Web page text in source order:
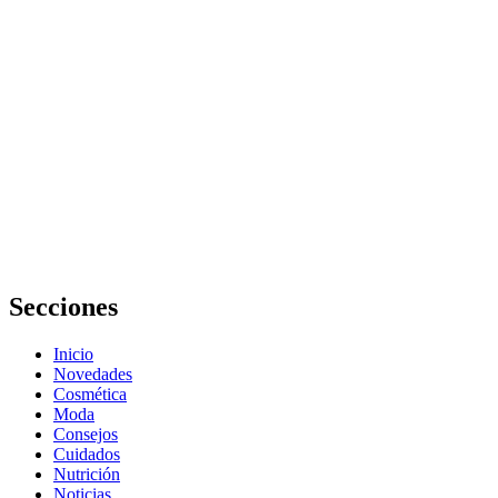
Secciones
Inicio
Novedades
Cosmética
Moda
Consejos
Cuidados
Nutrición
Noticias